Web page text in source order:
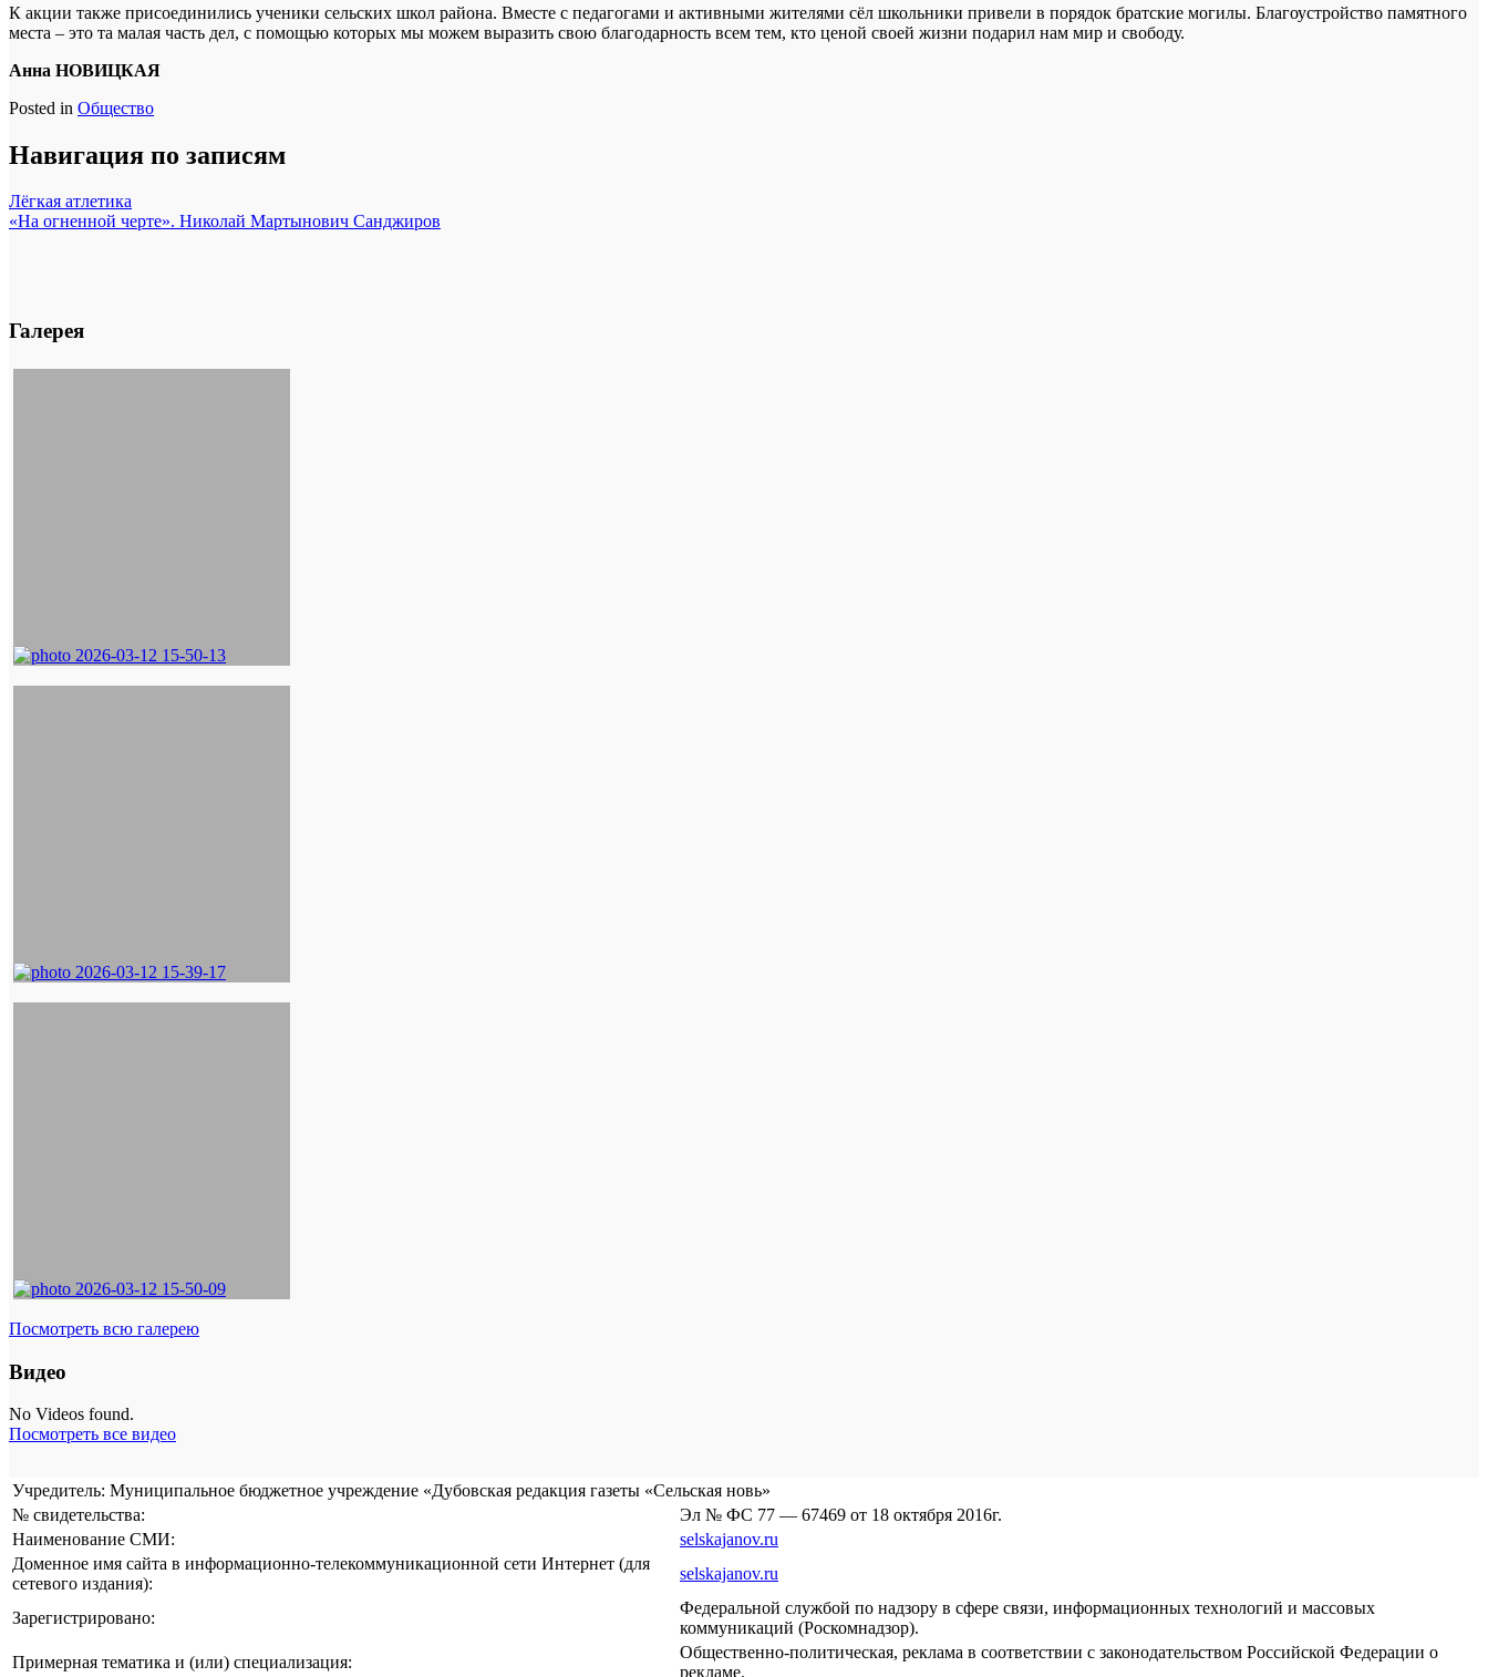
К акции также присоединились ученики сельских школ района. Вместе с педагогами и активными жителями сёл школьники привели в порядок братские могилы. Благоустройство памятного
места – это та малая часть дел, с помощью которых мы можем выразить свою благодарность всем тем, кто ценой своей жизни подарил нам мир и свободу.
Анна НОВИЦКАЯ
Posted in Общество
Навигация по записям
Лёгкая атлетика
«На огненной черте». Николай Мартынович Санджиров
Галерея
Посмотреть всю галерею
Видео
No Videos found.
Посмотреть все видео
Учредитель: Муниципальное бюджетное учреждение «Дубовская редакция газеты «Сельская новь»
№ свидетельства:
Эл № ФС 77 — 67469 от 18 октября 2016г.
Наименование СМИ:
selskajanov.ru
Доменное имя сайта в информационно-телекоммуникационной сети Интернет (для
сетевого издания):
selskajanov.ru
Зарегистрировано:
Федеральной службой по надзору в сфере связи, информационных технологий и массовых
коммуникаций (Роскомнадзор).
Примерная тематика и (или) специализация:
Общественно-политическая, реклама в соответствии с законодательством Российской Федерации о
рекламе.